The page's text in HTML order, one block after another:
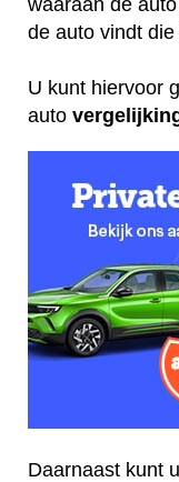
de auto vindt
U kunt hiervoor
auto
Daarnaast kunt